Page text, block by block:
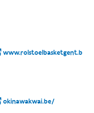
www.rolstoelbasketgent.be/
okinawakwai.be/